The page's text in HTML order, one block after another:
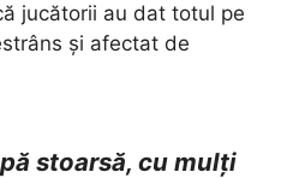
jucătorii au dat totul pe
și afectat de
stoarsă, cu mulți